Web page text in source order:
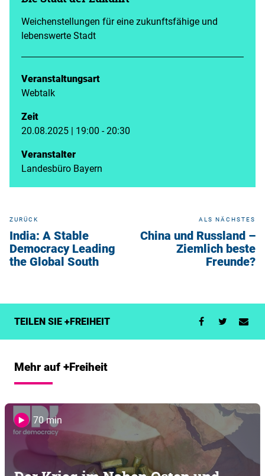
Weichenstellungen für eine zukunftsfähige und
lebenswerte Stadt
Veranstaltungsart
Webtalk
Zeit
20.08.2025 | 19:00 - 20:30
Veranstalter
Landesbüro Bayern
ZURÜCK
India: A Stable
Democracy Leading
the Global South
ALS NÄCHSTES
China und Russland –
Ziemlich beste
Freunde?
TEILEN SIE +FREIHEIT
Mehr auf +Freiheit
70 min